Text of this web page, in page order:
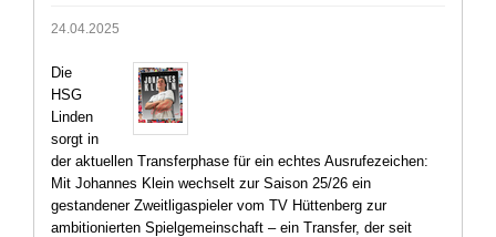
24.04.2025
Die
HSG
Linden
sorgt in
der aktuellen Transferphase für ein echtes Ausrufezeichen:
Mit Johannes Klein wechselt zur Saison 25/26 ein
gestandener Zweitligaspieler vom TV Hüttenberg zur
ambitionierten Spielgemeinschaft – ein Transfer, der seit